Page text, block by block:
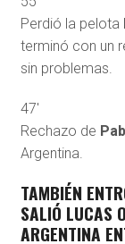
Perdió la pelota
terminó con un
sin problemas.
47′
Rechazo de
Argentina.
TAMBIÉN
SALIÓ LUCAS
ARGENTINA